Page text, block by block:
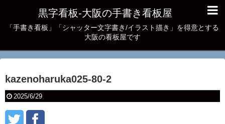
黒字看板‐大阪の手書き看板屋
「手書き看板」「シャッター文字書き/イラスト描き」を得意とする
大阪の看板屋です
kazenoharuka025-80-2
2025/6/29